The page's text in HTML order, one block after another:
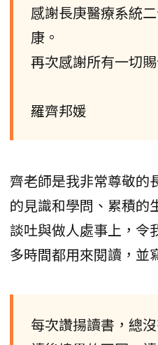
感謝長庚醫療系統
康。
再次感謝所有一切
羅齊邦媛
齊老師是我非常尊敬的
的見識和學問、累積的
談吐與做人處事上，令
多時間都用來閱讀，並
每次讚揚讀書，總